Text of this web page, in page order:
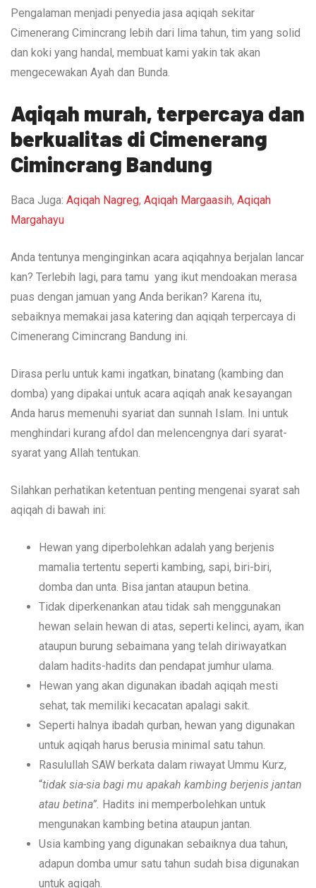
Pengalaman menjadi penyedia jasa aqiqah sekitar
Cimenerang Cimincrang lebih dari lima tahun, tim yang solid
dan koki yang handal, membuat kami yakin tak akan
mengecewakan Ayah dan Bunda.
Aqiqah murah, terpercaya dan
berkualitas di Cimenerang
Cimincrang Bandung
Baca Juga: Aqiqah Nagreg, Aqiqah Margaasih, Aqiqah
Margahayu
Anda tentunya menginginkan acara aqiqahnya berjalan lancar
kan? Terlebih lagi, para tamu yang ikut mendoakan merasa
puas dengan jamuan yang Anda berikan? Karena itu,
sebaiknya memakai jasa katering dan aqiqah terpercaya di
Cimenerang Cimincrang Bandung ini.
Dirasa perlu untuk kami ingatkan, binatang (kambing dan
domba) yang dipakai untuk acara aqiqah anak kesayangan
Anda harus memenuhi syariat dan sunnah Islam. Ini untuk
menghindari kurang afdol dan melencengnya dari syarat-
syarat yang Allah tentukan.
Silahkan perhatikan ketentuan penting mengenai syarat sah
aqiqah di bawah ini:
Hewan yang diperbolehkan adalah yang berjenis
mamalia tertentu seperti kambing, sapi, biri-biri,
domba dan unta. Bisa jantan ataupun betina.
Tidak diperkenankan atau tidak sah menggunakan
hewan selain hewan di atas, seperti kelinci, ayam, ikan
ataupun burung sebaimana yang telah diriwayatkan
dalam hadits-hadits dan pendapat jumhur ulama.
Hewan yang akan digunakan ibadah aqiqah mesti
sehat, tak memiliki kecacatan apalagi sakit.
Seperti halnya ibadah qurban, hewan yang digunakan
untuk aqiqah harus berusia minimal satu tahun.
Rasulullah SAW berkata dalam riwayat Ummu Kurz,
“tidak sia-sia bagi mu apakah kambing berjenis jantan
atau betina”. Hadits ini memperbolehkan untuk
mengunakan kambing betina ataupun jantan.
Usia kambing yang digunakan sebaiknya dua tahun,
adapun domba umur satu tahun sudah bisa digunakan
untuk aqiqah.